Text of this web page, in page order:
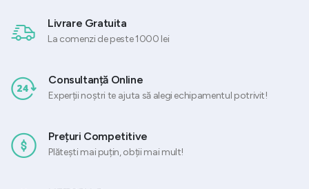
Livrare Gratuita
La comenzi de peste 1000 lei
Consultanță Online
Experții noștri te ajuta să alegi echipamentul potrivit!
Prețuri Competitive
Plătești mai puțin, obții mai mult!